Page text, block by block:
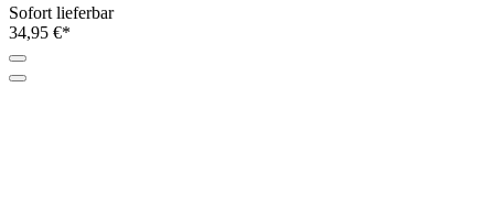
Sofort lieferbar
34,95 €*